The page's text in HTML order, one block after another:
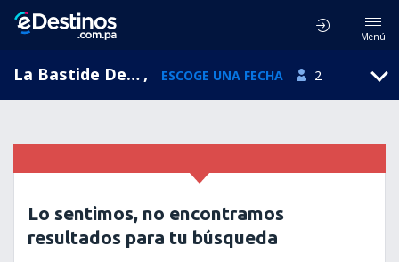
Menú
La Bastide Dengras, Languedoc-Roussillon, Francia , ESCOGE UNA FECHA 2
Lo sentimos, no encontramos
resultados para tu búsqueda